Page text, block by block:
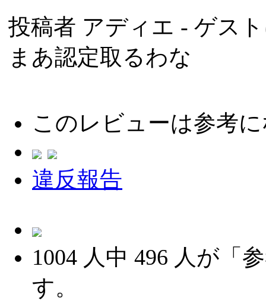
投稿者 アディエ - ゲス
まあ認定取るわな
このレビューは参考
違反報告
1004 人中 496 人が「
す。